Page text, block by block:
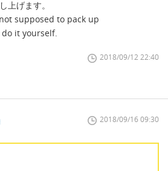
上げます。
supposed to pack up
do it yourself.
2018/09/12 22:40
2018/09/16 09:30